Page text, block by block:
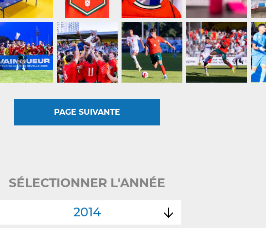
PAGE SUIVANTE
SÉLECTIONNER L'ANNÉE
2014